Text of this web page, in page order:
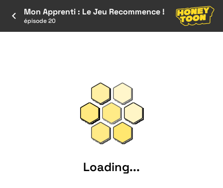
Mon Apprenti : Le Jeu Recommence !
épisode 20
Loading...